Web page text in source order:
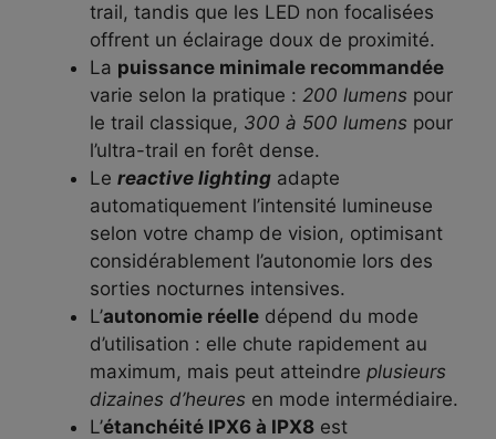
trail, tandis que les LED non focalisées
offrent un éclairage doux de proximité.
La puissance minimale recommandée
varie selon la pratique : 200 lumens pour
le trail classique, 300 à 500 lumens pour
l’ultra-trail en forêt dense.
Le reactive lighting adapte
automatiquement l’intensité lumineuse
selon votre champ de vision, optimisant
considérablement l’autonomie lors des
sorties nocturnes intensives.
L’autonomie réelle dépend du mode
d’utilisation : elle chute rapidement au
maximum, mais peut atteindre plusieurs
dizaines d’heures en mode intermédiaire.
L’étanchéité IPX6 à IPX8 est